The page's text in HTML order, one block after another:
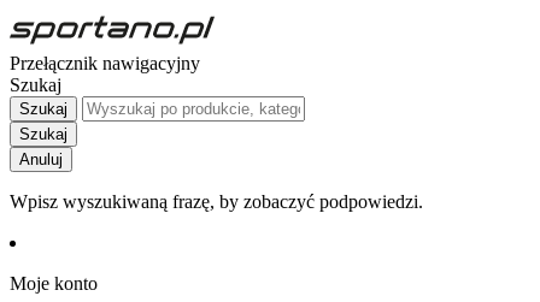
Przełącznik nawigacyjny
Szukaj
Szukaj
Szukaj
Anuluj
Wpisz wyszukiwaną frazę, by zobaczyć podpowiedzi.
Moje konto